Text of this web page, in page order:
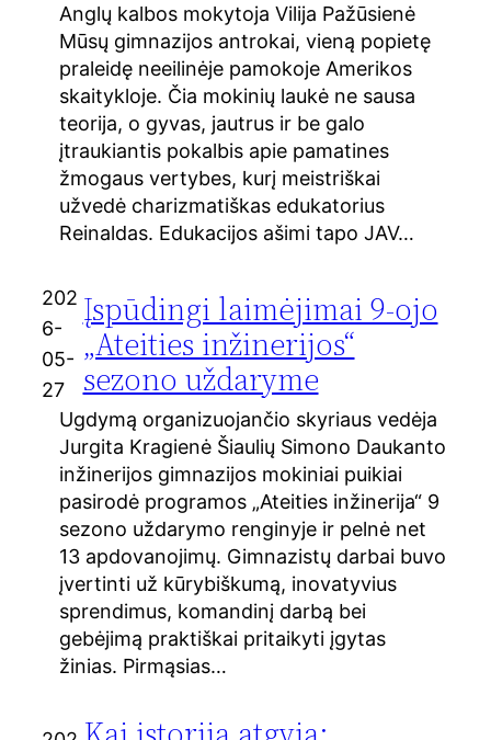
Anglų kalbos mokytoja Vilija Pažūsienė
Mūsų gimnazijos antrokai, vieną popietę
praleidę neeilinėje pamokoje Amerikos
skaitykloje. Čia mokinių laukė ne sausa
teorija, o gyvas, jautrus ir be galo
įtraukiantis pokalbis apie pamatines
žmogaus vertybes, kurį meistriškai
užvedė charizmatiškas edukatorius
Reinaldas. Edukacijos ašimi tapo JAV…
202
6-
05-
27
Įspūdingi laimėjimai 9-ojo
„Ateities inžinerijos“
sezono uždaryme
Ugdymą organizuojančio skyriaus vedėja
Jurgita Kragienė Šiaulių Simono Daukanto
inžinerijos gimnazijos mokiniai puikiai
pasirodė programos „Ateities inžinerija“ 9
sezono uždarymo renginyje ir pelnė net
13 apdovanojimų. Gimnazistų darbai buvo
įvertinti už kūrybiškumą, inovatyvius
sprendimus, komandinį darbą bei
gebėjimą praktiškai pritaikyti įgytas
žinias. Pirmąsias…